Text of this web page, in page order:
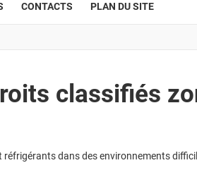
CONTACTS PLAN DU SITE
classifiés
dans des environnements